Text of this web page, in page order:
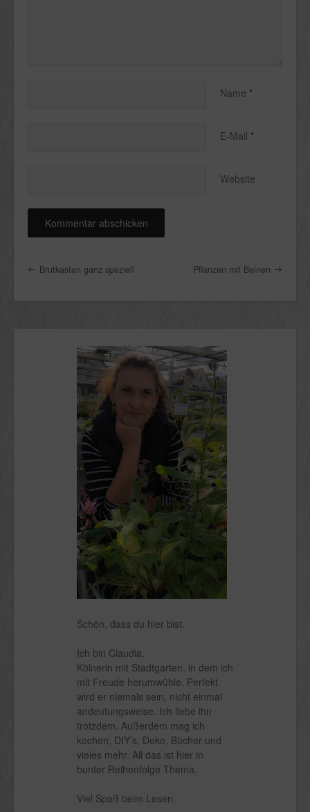
Name *
E-Mail *
Website
Post navigation
Brutkasten ganz speziell Pflanzen mit Beinen
Schön, dass du hier bist.
Ich bin Claudia.
Kölnerin mit Stadtgarten, in dem ich
mit Freude herumwühle. Perfekt
wird er niemals sein, nicht einmal
andeutungsweise. Ich liebe ihn
trotzdem. Außerdem mag ich
kochen, DIY’s, Deko, Bücher und
vieles mehr. All das ist hier in
bunter Reihenfolge Thema.
Viel Spaß beim Lesen.